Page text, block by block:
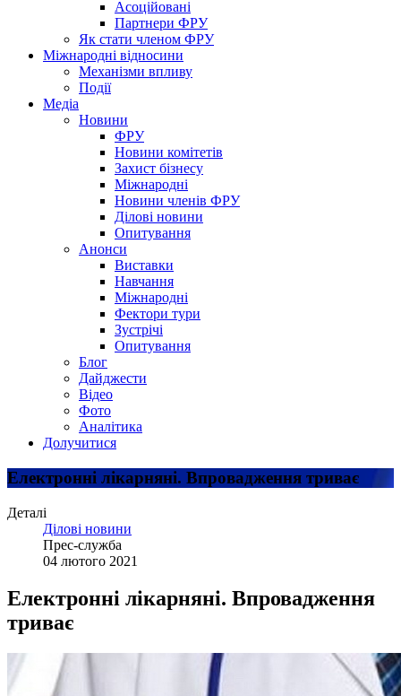
Асоційовані
Партнери ФРУ
Як стати членом ФРУ
Міжнародні відносини
Механізми впливу
Події
Медіа
Новини
ФРУ
Новини комітетів
Захист бізнесу
Міжнародні
Новини членів ФРУ
Ділові новини
Опитування
Анонси
Виставки
Навчання
Міжнародні
Фектори тури
Зустрічі
Опитування
Блог
Дайджести
Відео
Фото
Аналітика
Долучитися
Електронні лікарняні. Впровадження триває
Деталі
Ділові новини
Прес-служба
04 лютого 2021
Електронні лікарняні. Впровадження
триває